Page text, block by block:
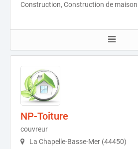
Construction, Construction de maison.
NP-Toiture
couvreur
La Chapelle-Basse-Mer (44450)